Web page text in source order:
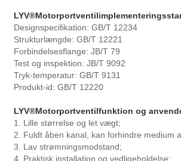
LYV®
Designspecifikation: GB/T 12234
Strukturlængde: GB/T 12221
Forbindelsesflange: JB/T 79
Test og inspektion: JB/T 9092
Tryk-temperatur: GB/T 9131
Produkt-id: GB/T 12220
LYV®Motorportventilfunktion og
1. Lille størrelse og let vægt;
2. Fuldt åben kanal, kan forhindre medium
3. Lav strømningsmodstand;
4. Praktisk installation og vedligeholdelse;